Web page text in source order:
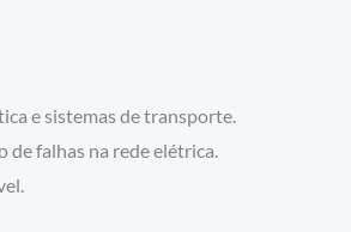
e sistemas de transporte.
falhas na rede elétrica.